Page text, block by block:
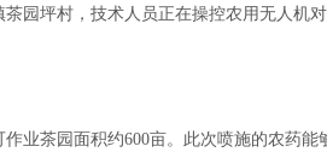
园坪村，技术人员正在操控农用无人机
业茶园面积约600亩。此次喷施的农药